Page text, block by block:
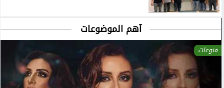
آهم الموضوعات
منوعات